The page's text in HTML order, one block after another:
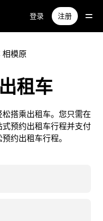
登录 注册
相模原
租车
搭乘出租车。您只需在
预约出租车行程并支付
约出租车行程。